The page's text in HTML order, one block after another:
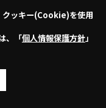
クッキー(Cookie)を使用
、「個人情報保護方針」